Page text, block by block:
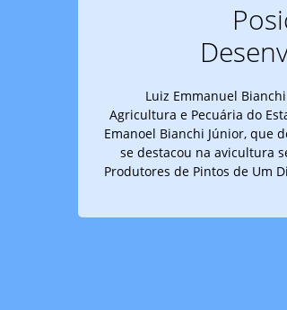
Luiz Emmanuel
Agricultura e Pecuária do
Emanoel Bianchi Júnior, que
se destacou na avicultura
Produtores de Pintos de Um